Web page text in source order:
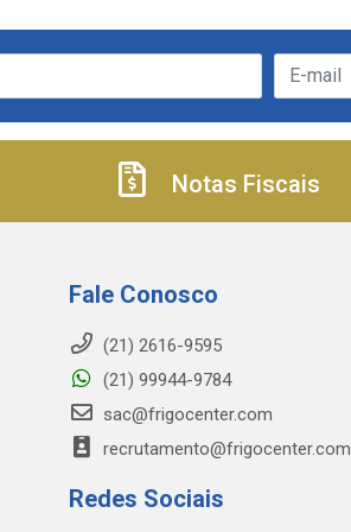
Notas Fiscais
Fale Conosco
(21) 2616-9595
(21) 99944-9784
sac@frigocenter.com
recrutamento@frigocenter.com
Redes Sociais